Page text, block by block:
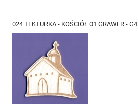
024 TEKTURKA - KOŚCIÓŁ 01 GRAWER - G4